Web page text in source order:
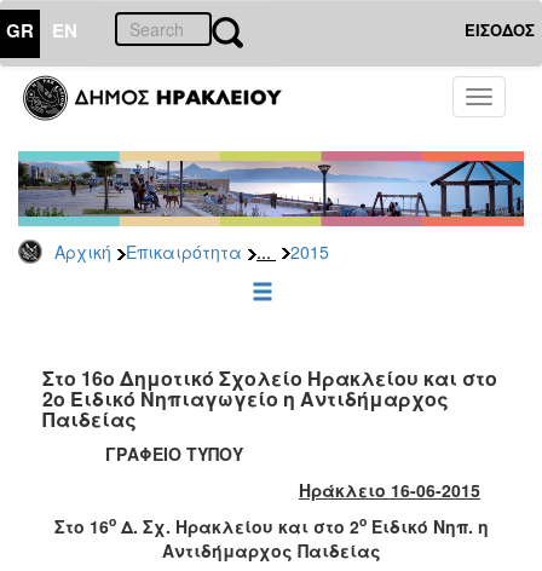
GR EN ΕΙΣΟΔΟΣ
Toggle
Αρχική Επικαιρότητα ... 2015
ΕΠΙΚΑΙΡΟΤΗΤΑ
Τύπου
Αρχείο
2026
2025
2022
2021
2020
2018
Στο 16ο Δημοτικό Σχολείο Ηρακλείου και στο
2ο Ειδικό Νηπιαγωγείο η Αντιδήμαρχος
Παιδείας
ΓΡΑΦΕΙΟ ΤΥΠΟΥ
Ηράκλειο 16-06-2015
Στο 16οΔ. Σχ. Ηρακλείου και στο 2οΕιδικό Νηπ. η
Αντιδήμαρχος Παιδείας